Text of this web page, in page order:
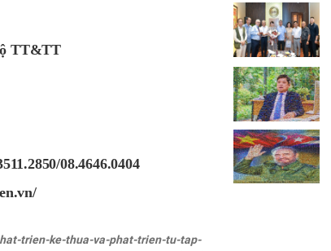
TT&TT
08.4646.0404
trien-ke-thua-va-phat-trien-tu-tap-